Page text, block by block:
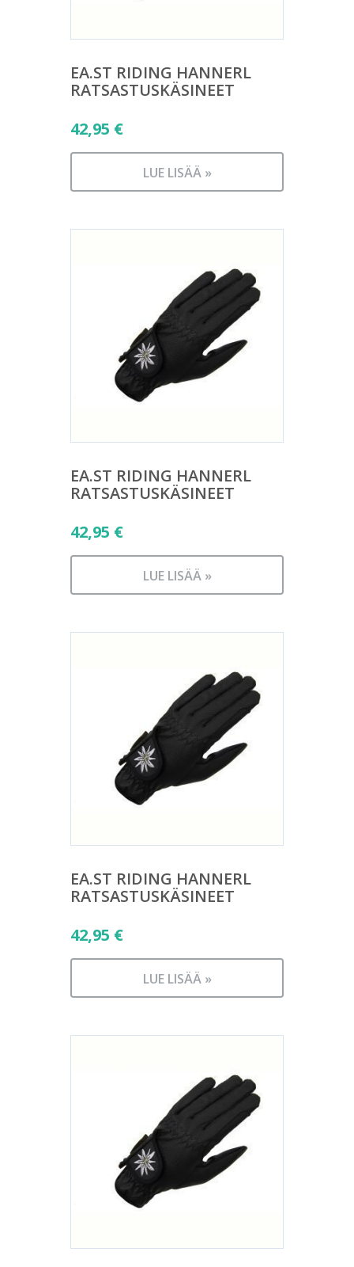
EA.ST RIDING HANNERL
RATSASTUSKÄSINEET
42,95 €
LUE LISÄÄ »
EA.ST RIDING HANNERL
RATSASTUSKÄSINEET
42,95 €
LUE LISÄÄ »
EA.ST RIDING HANNERL
RATSASTUSKÄSINEET
42,95 €
LUE LISÄÄ »